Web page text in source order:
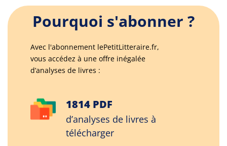
Pourquoi s'abonner ?
Avec l'abonnement lePetitLitteraire.fr,
vous accédez à une offre inégalée
d’analyses de livres :
1814 PDF
d’analyses de livres à
télécharger